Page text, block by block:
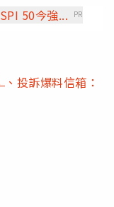
50今強...
PR
、投訴爆料信箱：